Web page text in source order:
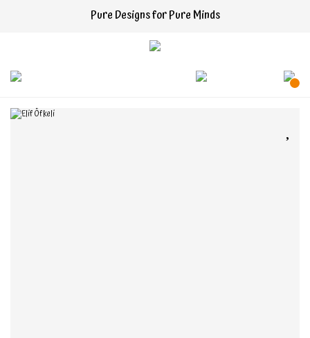
Pure Designs for Pure Minds